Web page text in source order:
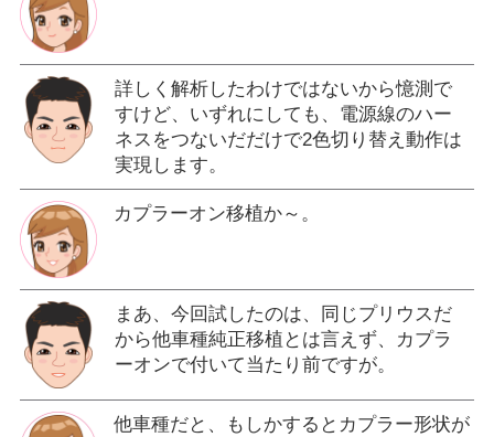
詳しく解析したわけではないから憶測で
すけど、いずれにしても、電源線のハー
ネスをつないだだけで2色切り替え動作は
実現します。
カプラーオン移植か～。
まあ、今回試したのは、同じプリウスだ
から他車種純正移植とは言えず、カプラ
ーオンで付いて当たり前ですが。
他車種だと、もしかするとカプラー形状が